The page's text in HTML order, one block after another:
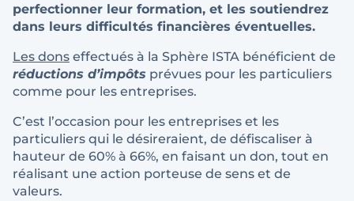
perfectionner leur formation, et les soutiendrez
dans leurs difficultés financières éventuelles.
Les dons effectués à la Sphère ISTA bénéficient de
réductions d’impôts prévues pour les particuliers
comme pour les entreprises.
C’est l’occasion pour les entreprises et les
particuliers qui le désireraient, de défiscaliser à
hauteur de 60% à 66%, en faisant un don, tout en
réalisant une action porteuse de sens et de
valeurs.